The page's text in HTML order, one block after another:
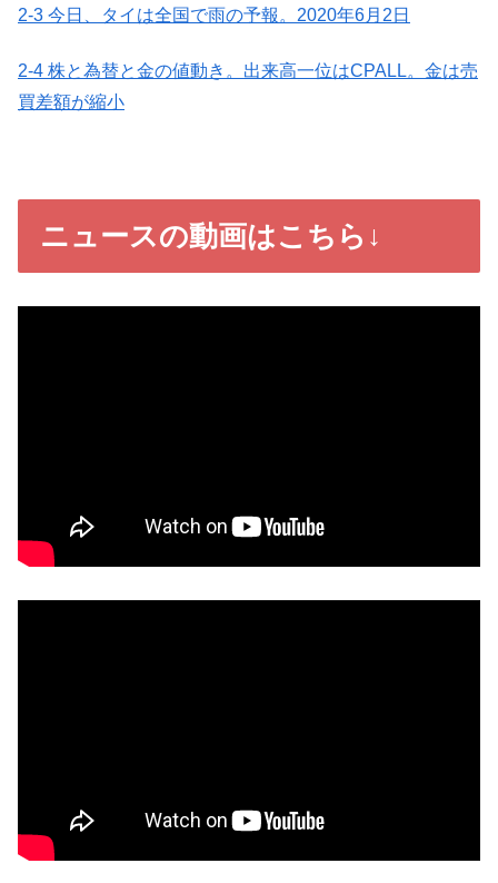
2-3 今日、タイは全国で雨の予報。2020年6月2日
2-4 株と為替と金の値動き。出来高一位はCPALL。金は売
買差額が縮小
ニュースの動画はこちら↓